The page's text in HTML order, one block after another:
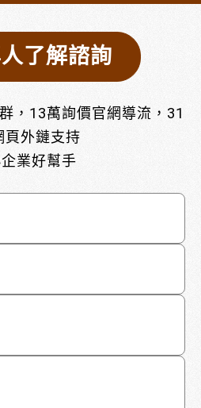
了解諮詢
，13萬詢價官網導流，31
頁外鏈支持
業好幫手